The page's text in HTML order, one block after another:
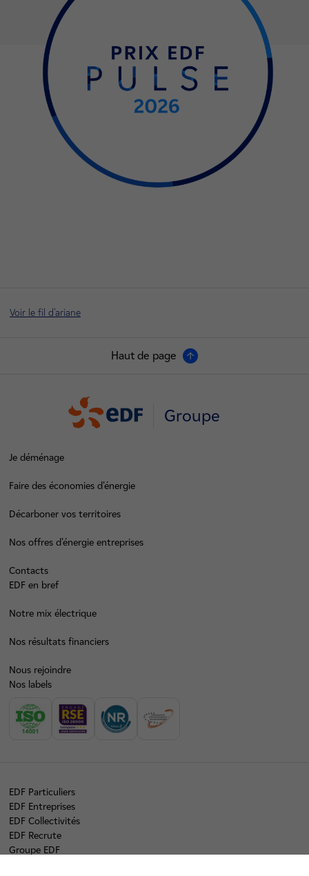
Voir le fil d'ariane
Haut de page
Groupe
Je déménage
Faire des économies d’énergie
Décarboner vos territoires
Nos offres d’énergie entreprises
Contacts
EDF en bref
Notre mix électrique
Nos résultats financiers
Nous rejoindre
Nos labels
EDF Particuliers
EDF Entreprises
EDF Collectivités
EDF Recrute
Groupe EDF